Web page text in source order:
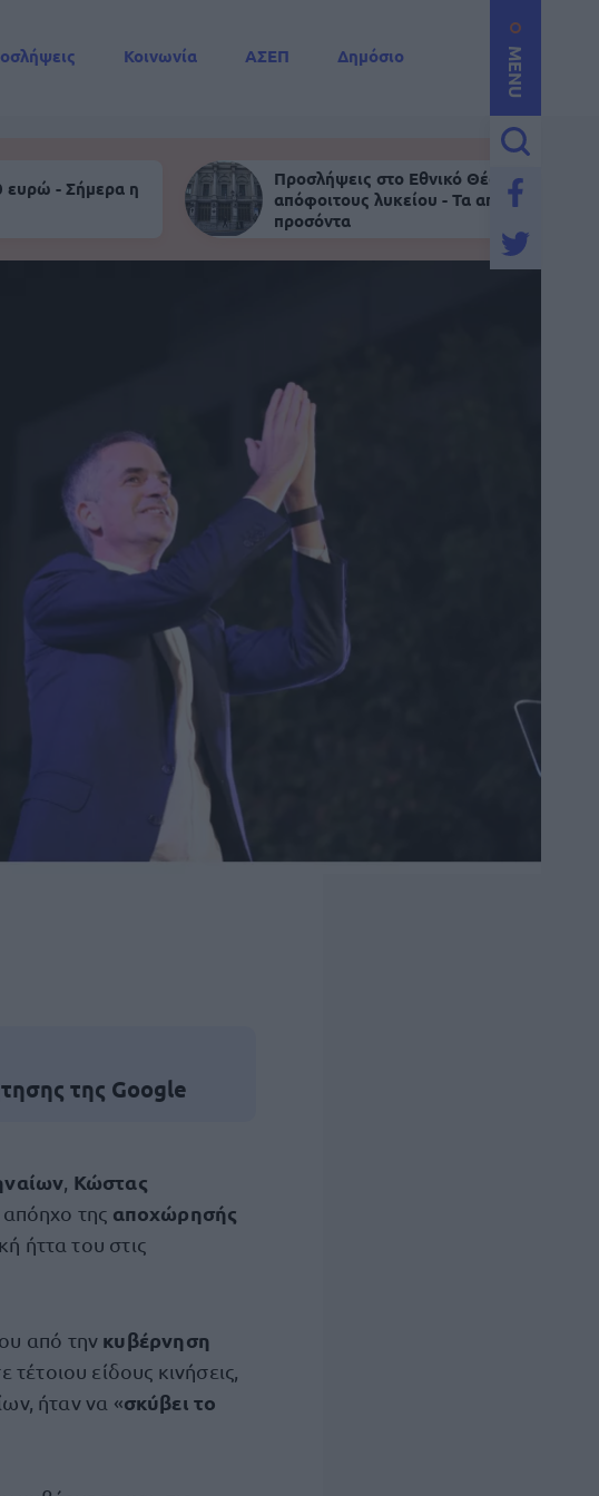
MENU
Κοινωνία ΑΣΕΠ
Δημόσιο
- Σήμερα η
Προσλήψεις στο Εθνικό Θέατρο για
απόφοιτους λυκείου - Τα απαραίτητα
προσόντα
της Google
Κώστας
απόηχο της αποχώρησής
ήττα του στις
από την κυβέρνηση
τέτοιου είδους κινήσεις,
ήταν να «σκύβει το